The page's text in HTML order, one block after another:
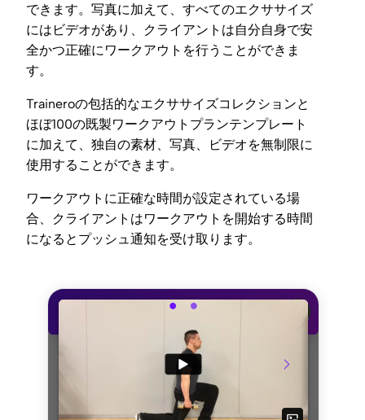
できます。写真に加えて、すべてのエクササイズ
にはビデオがあり、クライアントは自分自身で安
全かつ正確にワークアウトを行うことができま
す。
Traineroの包括的なエクササイズコレクションと
ほぼ100の既製ワークアウトプランテンプレート
に加えて、独自の素材、写真、ビデオを無制限に
使用することができます。
ワークアウトに正確な時間が設定されている場
合、クライアントはワークアウトを開始する時間
になるとプッシュ通知を受け取ります。